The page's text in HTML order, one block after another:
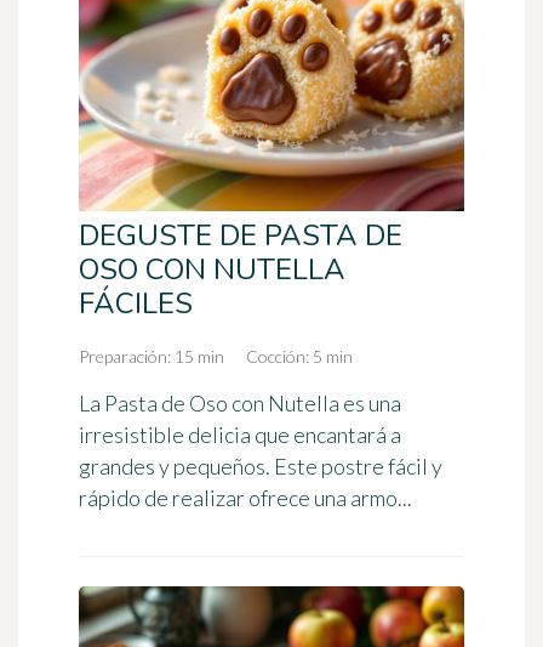
DEGUSTE DE PASTA DE
OSO CON NUTELLA
FÁCILES
Preparación: 15 min Cocción: 5 min
La Pasta de Oso con Nutella es una
irresistible delicia que encantará a
grandes y pequeños. Este postre fácil y
rápido de realizar ofrece una armo...